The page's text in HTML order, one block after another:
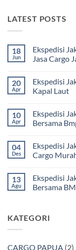
LATEST POSTS
18
Jun
Ekspedisi
Jasa Cargo
komentar
pada
Ekspedisi
Murah
dan
Terpercaya
Cargo
Jakarta
ke
BMP
Cargo
20
Apr
Ekspedisi
Kapal Laut
komentar
pada
Ekspedisi
Kota
Bitung
Lebih
Kapal
Laut
10
Apr
Ekspedisi
Bersama
komentar
pada
Ekspedisi
Via
Laut
Murah
Bmp
Cargo
04
Des
Ekspedisi
Cargo
komentar
pada
Ekspedisi
Laut
Bersama
&
13
Agu
Ekspedisi
Bersama
pada
Ekspedisi
Laut
KATEGORI
CARGO PAPUA (2)